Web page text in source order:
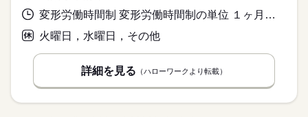
変形労働時間制 変形労働時間制の単位 １ヶ月単位 就業時間１ 9時30分〜18時15分 就業時間に関する特記事項 店舗営業時間は１８：３０までのため、必要に応じて１８：３０ま
火曜日，水曜日，その他
詳細を見る （ハローワークより転載）